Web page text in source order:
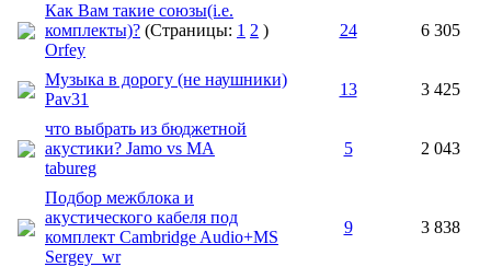
Как Вам такие союзы(i.e.
комплекты)? (Страницы: 1 2 )
Orfey
24 6 305
Музыка в дорогу (не наушники)
Pav31
13 3 425
что выбрать из бюджетной
акустики? Jamo vs MA
tabureg
5 2 043
Подбор межблока и
акустического кабеля под
комплект Cambridge Audio+MS
Sergey_wr
9 3 838